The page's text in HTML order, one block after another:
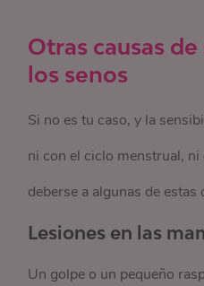
Otras causas
los senos
Si no es tu caso, y la
ni con el ciclo menstrual,
deberse a algunas de estas
Lesiones en las
Un golpe o un pequeño